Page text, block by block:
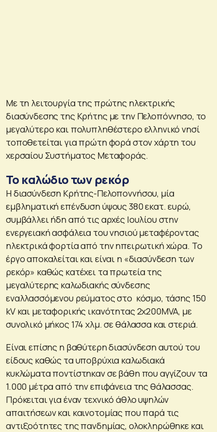
Με τη λειτουργία της πρώτης ηλεκτρικής
διασύνδεσης της Κρήτης με την Πελοπόννησο, το
μεγαλύτερο και πολυπληθέστερο ελληνικό νησί
τοποθετείται για πρώτη φορά στον χάρτη του
χερσαίου Συστήματος Μεταφοράς.
Το καλώδιο των ρεκόρ
Η διασύνδεση Κρήτης-Πελοποννήσου, μία
εμβληματική επένδυση ύψους 380 εκατ. ευρώ,
συμβάλλει ήδη από τις αρχές Ιουλίου στην
ενεργειακή ασφάλεια του νησιού μεταφέροντας
ηλεκτρικά φορτία από την ηπειρωτική χώρα. Το
έργο αποκαλείται και είναι η «διασύνδεση των
ρεκόρ» καθώς κατέχει τα πρωτεία της
μεγαλύτερης καλωδιακής σύνδεσης
εναλλασσόμενου ρεύματος στο κόσμο, τάσης 150
kV και μεταφορικής ικανότητας 2x200MVA, με
συνολικό μήκος 174 χλμ. σε θάλασσα και στεριά.
Είναι επίσης η βαθύτερη διασύνδεση αυτού του
είδους καθώς τα υποβρύχια καλωδιακά
κυκλώματα ποντίστηκαν σε βάθη που αγγίζουν τα
1.000 μέτρα από την επιφάνεια της θάλασσας.
Πρόκειται για έναν τεχνικό άθλο υψηλών
απαιτήσεων και καινοτομίας που παρά τις
αντιξοότητες της πανδημίας, ολοκληρώθηκε και